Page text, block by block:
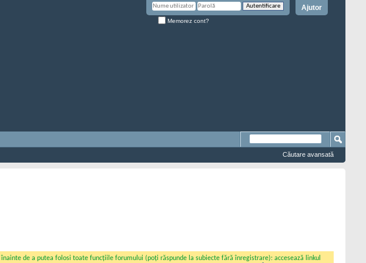
Ajutor
Memorez cont?
Căutare avansată
înainte de a putea folosi toate funcțiile forumului (poți răspunde la subiecte fără înregistrare): accesează linkul